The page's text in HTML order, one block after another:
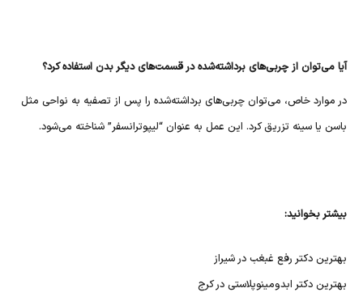
آیا می‌توان از چربی‌های برداشته‌شده در قسمت‌های دیگر بدن استفاده کرد؟
در موارد خاص، می‌توان چربی‌های برداشته‌شده را پس از تصفیه به نواحی مثل
باسن یا سینه تزریق کرد. این عمل به عنوان “لیپوترانسفر” شناخته می‌شود.
بیشتر بخوانید:
بهترین دکتر رفع غبغب در شیراز
بهترین دکتر ابدومینوپلاستی در کرج